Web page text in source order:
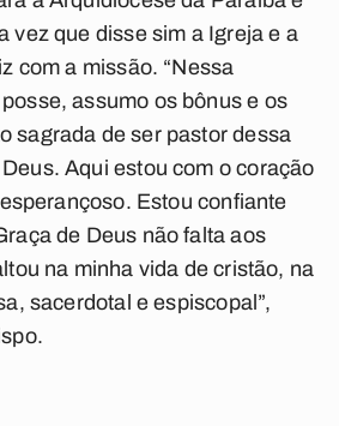
vez que disse sim a Igreja e a
com a missão. “Nessa
assumo os bônus e os
sagrada de ser pastor dessa
Aqui estou com o coração
Estou confiante
de Deus não falta aos
na minha vida de cristão, na
sacerdotal e espiscopal”,